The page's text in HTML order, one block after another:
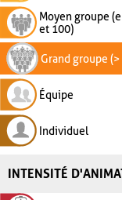
Moyen groupe
et 100)
Grand groupe (>
Équipe
Individuel
INTENSITÉ